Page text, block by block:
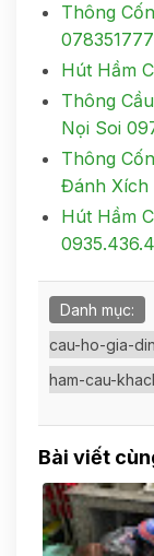
Thông
Hút Hầm
Thông
Nọi Soi
Thông
Đánh Xích
Hút Hầm
Danh mục:
cau-ho-gia-
ham-cau-
Bài viết